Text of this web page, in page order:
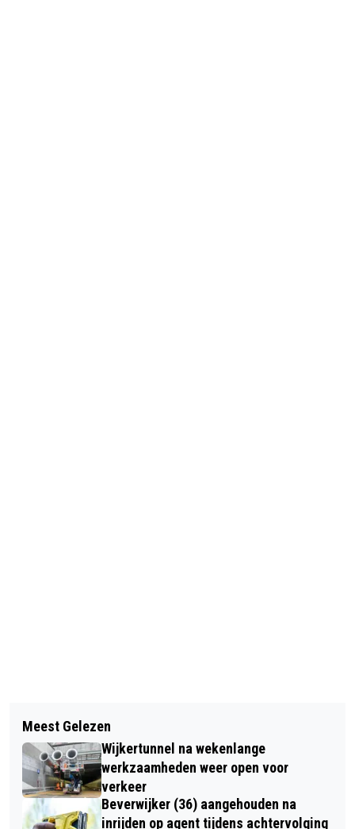
LET OP: VANAVOND IS HET "THE
MOST WONDERFUL "NIGHT" OF THE
YEAR'!
KERSTACTIE WEER VAN START:
DONEER JE GEBRUIKTE KINDERFIETS!
Meest Gelezen
Wijkertunnel na wekenlange
werkzaamheden weer open voor
verkeer
Beverwijker (36) aangehouden na
inrijden op agent tijdens achtervolging